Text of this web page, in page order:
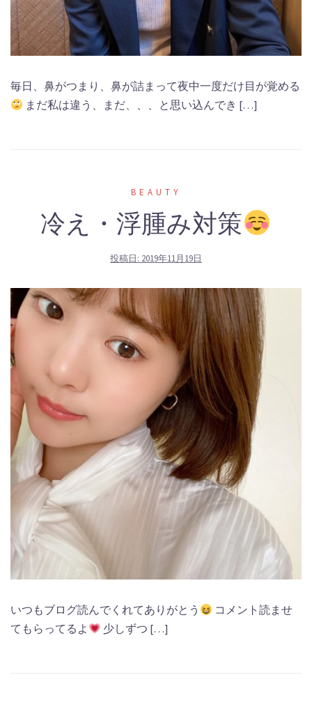
毎日、鼻がつまり、鼻が詰まって夜中一度だけ目が覚める
まだ私は違う、まだ、、、と思い込んでき […]
BEAUTY
冷え・浮腫み対策
投稿日: 2019年11月19日
いつもブログ読んでくれてありがとう
コメント読ませ
てもらってるよ
少しずつ […]